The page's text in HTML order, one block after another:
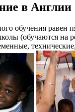
в Англии
обучения
(обучаются на